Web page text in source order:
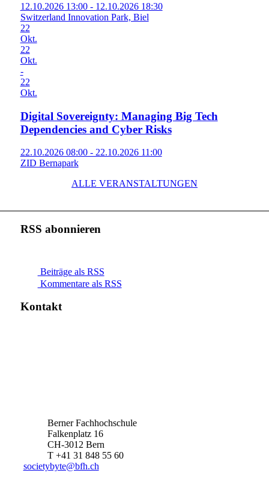
12.10.2026 13:00 - 12.10.2026 18:30
Switzerland Innovation Park, Biel
22
Okt.
22
Okt.
-
22
Okt.
Digital Sovereignty: Managing Big Tech
Dependencies and Cyber Risks
22.10.2026 08:00 - 22.10.2026 11:00
ZID Bernapark
ALLE VERANSTALTUNGEN
RSS abonnieren
Beiträge als RSS
Kommentare als RSS
Kontakt
Berner Fachhochschule
Falkenplatz 16
CH-3012 Bern
T +41 31 848 55 60
societybyte@bfh.ch